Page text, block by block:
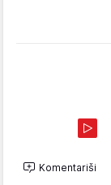
Komentariši